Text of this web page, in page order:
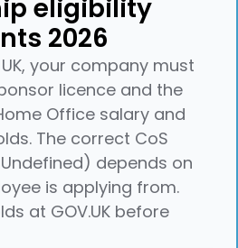
eligibility
2026
your company must
licence and the
Office salary and
The correct CoS
depends on
is applying from.
at GOV.UK before